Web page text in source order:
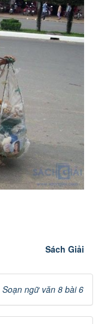
Sách Giải
Soạn ngữ văn 8 bài 6